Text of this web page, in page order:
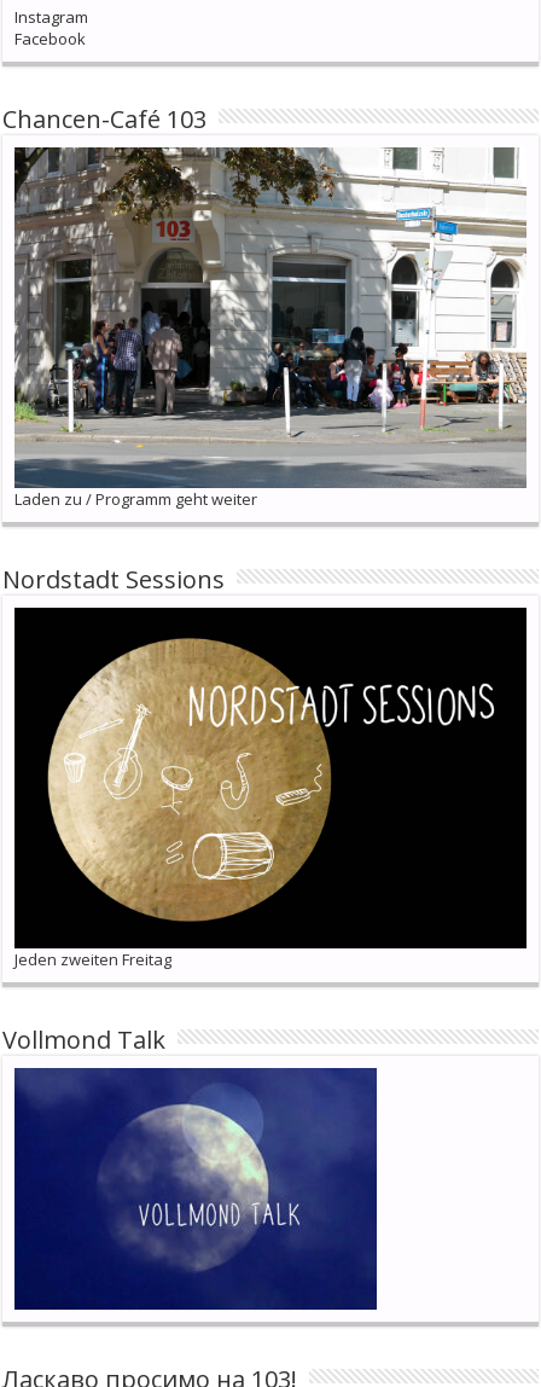
Instagram
Facebook
Chancen-Café 103
Laden zu / Programm geht weiter
Nordstadt Sessions
Jeden zweiten Freitag
Vollmond Talk
Ласкаво просимо на 103!